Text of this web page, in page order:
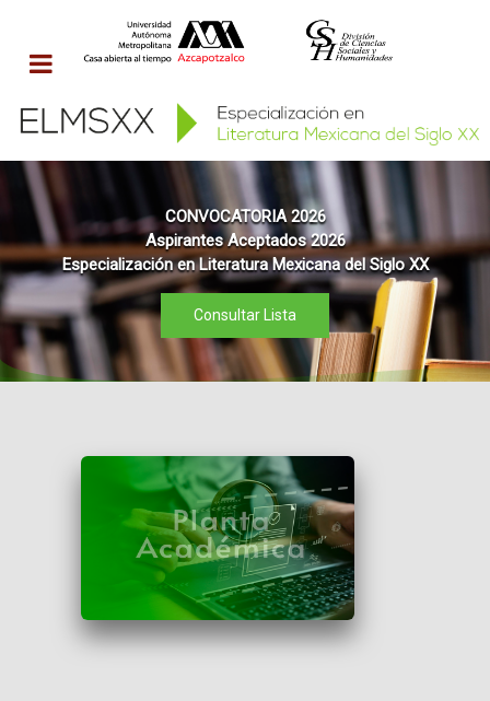
CONVOCATORIA 2026
Aspirantes Aceptados 2026
Especialización en Literatura Mexicana del Siglo XX
Consultar Lista